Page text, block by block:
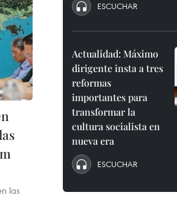
las
ESCUCHAR
Actualidad: Máximo
dirigente insta a tres
reformas
importantes para
transformar la
cultura socialista en
nueva era
ESCUCHAR